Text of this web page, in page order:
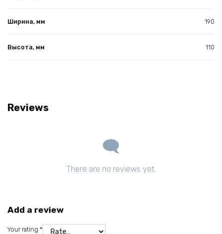
Ширина, мм 190
Высота, мм 110
Reviews
There are no reviews yet.
Add a review
Your rating *